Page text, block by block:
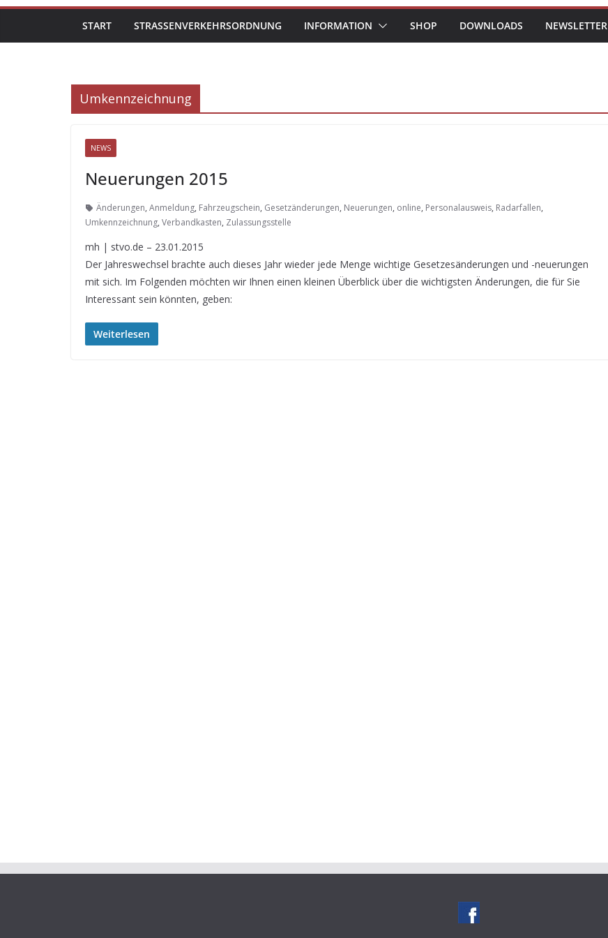
START STRASSENVERKEHRSORDNUNG INFORMATION SHOP DOWNLOADS NEWSLETTER
Umkennzeichnung
NEWS
Neuerungen 2015
Änderungen, Anmeldung, Fahrzeugschein, Gesetzänderungen, Neuerungen, online, Personalausweis, Radarfallen,
Umkennzeichnung, Verbandkasten, Zulassungsstelle
mh | stvo.de – 23.01.2015
Der Jahreswechsel brachte auch dieses Jahr wieder jede Menge wichtige Gesetzesänderungen und -neuerungen
mit sich. Im Folgenden möchten wir Ihnen einen kleinen Überblick über die wichtigsten Änderungen, die für Sie
Interessant sein könnten, geben:
Weiterlesen